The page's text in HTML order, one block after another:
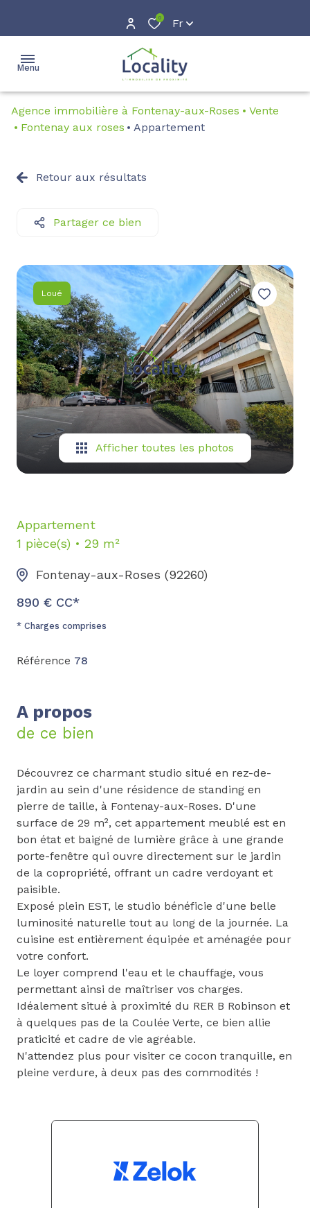
0 Fr
Menu
accueil
courte
gestion
avis
clients
biens
vendus
contact
Agence immobilière à Fontenay-aux-Roses
Vente
Fontenay aux roses
Appartement
Retour aux résultats
Partager ce bien
Loué
Afficher toutes les photos
Appartement
1 pièce(s)
29 m²
Fontenay-aux-Roses (92260)
890 € CC*
* Charges comprises
Référence 78
A propos
de ce bien
Découvrez ce charmant studio situé en rez-de-
jardin au sein d'une résidence de standing en
pierre de taille, à Fontenay-aux-Roses. D'une
surface de 29 m², cet appartement meublé est en
bon état et baigné de lumière grâce à une grande
porte-fenêtre qui ouvre directement sur le jardin
de la copropriété, offrant un cadre verdoyant et
paisible.
Exposé plein EST, le studio bénéficie d'une belle
luminosité naturelle tout au long de la journée. La
cuisine est entièrement équipée et aménagée pour
votre confort.
Le loyer comprend l'eau et le chauffage, vous
permettant ainsi de maîtriser vos charges.
Idéalement situé à proximité du RER B Robinson et
à quelques pas de la Coulée Verte, ce bien allie
praticité et cadre de vie agréable.
N'attendez plus pour visiter ce cocon tranquille, en
pleine verdure, à deux pas des commodités !